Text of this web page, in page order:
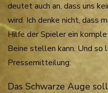
deutet auch an, dass uns
wird. Ich denke nicht, dass
Hilfe der Spieler ein
Beine stellen kann. Und so
Pressemitteilung:
Das Schwarze Auge